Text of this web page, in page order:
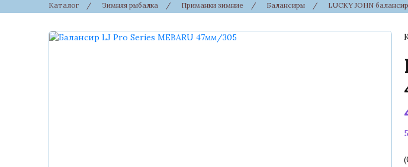
Каталог / Зимняя рыбалка / Приманки зимние / Балансиры / LUCKY JOHN
(